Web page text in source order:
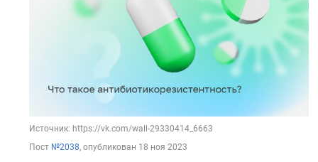
Источник: https://vk.com/wall-29330414_6663
Пост №2038, опубликован 18 ноя 2023